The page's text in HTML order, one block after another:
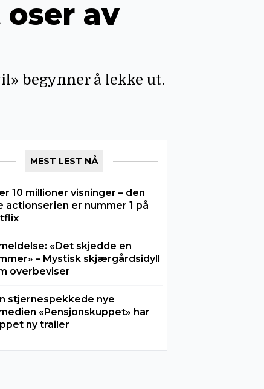
av
begynner å lekke ut.
MEST LEST NÅ
10 millioner visninger – den
actionserien er nummer 1 på
«Det skjedde en
– Mystisk skjærgårdsidyll
overbeviser
stjernespekkede nye
«Pensjonskuppet» har
ny trailer